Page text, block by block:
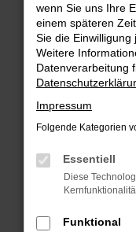
Fehler:
Beim Laden ist
Hier sind ein
Überprüfe
Laden
deine
Manche
wenn Sie uns Ihre
einem späteren
Sie die Einwilligung
Weitere
Datenverarbeitung
Impressum
Folgende Kategorien
Essentiell
Diese
Funktional